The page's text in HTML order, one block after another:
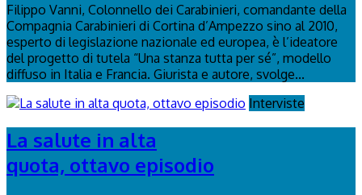
Filippo Vanni, Colonnello dei Carabinieri, comandante della
Compagnia Carabinieri di Cortina d’Ampezzo sino al 2010,
esperto di legislazione nazionale ed europea, è l’ideatore
del progetto di tutela “Una stanza tutta per sé”, modello
diffuso in Italia e Francia. Giurista e autore, svolge...
Interviste
La salute in alta
quota, ottavo episodio